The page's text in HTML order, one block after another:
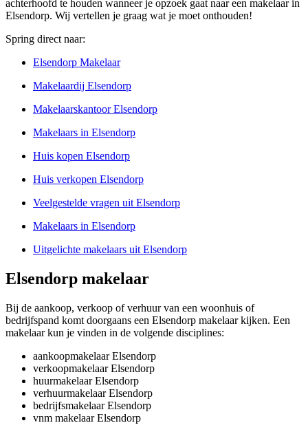
achterhoofd te houden wanneer je opzoek gaat naar een makelaar in
Elsendorp. Wij vertellen je graag wat je moet onthouden!
Spring direct naar:
Elsendorp Makelaar
Makelaardij Elsendorp
Makelaarskantoor Elsendorp
Makelaars in Elsendorp
Huis kopen Elsendorp
Huis verkopen Elsendorp
Veelgestelde vragen uit Elsendorp
Makelaars in Elsendorp
Uitgelichte makelaars uit Elsendorp
Elsendorp makelaar
Bij de aankoop, verkoop of verhuur van een woonhuis of
bedrijfspand komt doorgaans een Elsendorp makelaar kijken. Een
makelaar kun je vinden in de volgende disciplines:
aankoopmakelaar Elsendorp
verkoopmakelaar Elsendorp
huurmakelaar Elsendorp
verhuurmakelaar Elsendorp
bedrijfsmakelaar Elsendorp
vnm makelaar Elsendorp